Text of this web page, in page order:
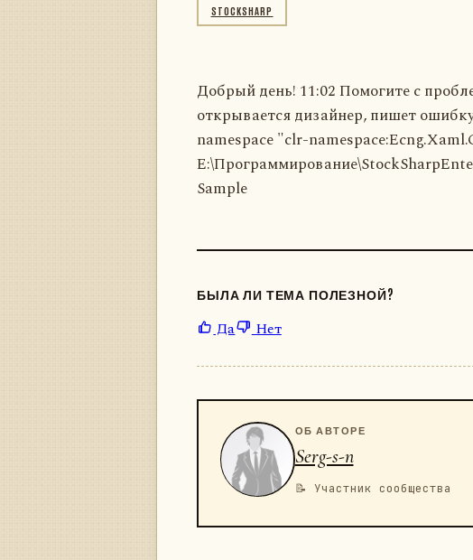
STOCKSHARP
Добрый день! 11:02 Помогите с
открывается дизайнер, пишет
namespace "clr-
Sample
БЫЛА ЛИ ТЕМА ПОЛЕЗНОЙ?
Да Нет
ОБ АВТОРЕ
Serg-s-n
📝 Участник сообщества